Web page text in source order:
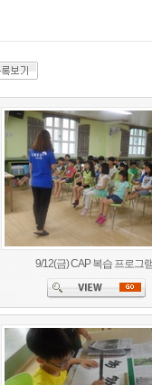
9/12(금) CAP 복습 프로그